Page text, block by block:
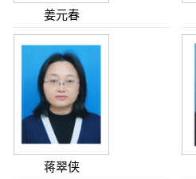
姜元春
蒋翠侠